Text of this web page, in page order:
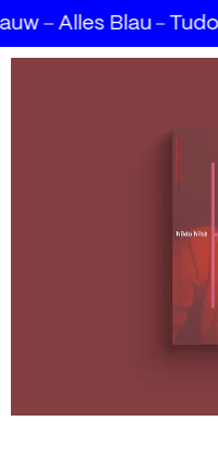
Alles Blau Tudo